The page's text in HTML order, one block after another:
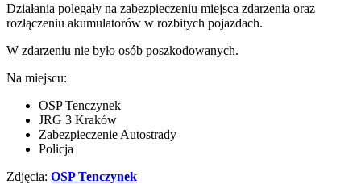
Działania polegały na zabezpieczeniu miejsca zdarzenia oraz
rozłączeniu akumulatorów w rozbitych pojazdach.
W zdarzeniu nie było osób poszkodowanych.
Na miejscu:
OSP Tenczynek
JRG 3 Kraków
Zabezpieczenie Autostrady
Policja
Zdjęcia: OSP Tenczynek